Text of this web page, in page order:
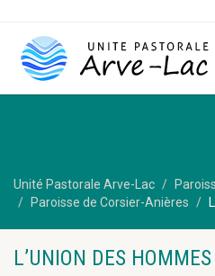
Unité Pastorale Arve-Lac
Paroisse de Corsier-Anières
L’UNION DES HOMMES